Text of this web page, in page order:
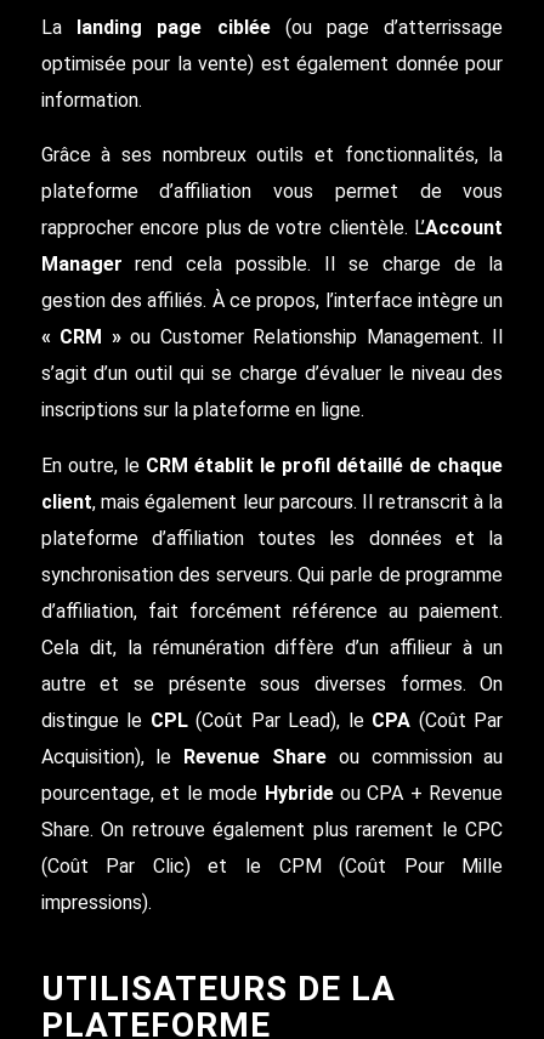
La landing page ciblée(ou page d’atterrissage
optimisée pour la vente) est également donnée pour
information.
Grâce à ses nombreux outils et fonctionnalités, la
plateforme d’affiliation vous permet de vous
rapprocher encore plus de votre clientèle. L’Account
Manager rend cela possible. Il se charge de la
gestion des affiliés. À ce propos, l’interface intègre un
« CRM »ou Customer Relationship Management. Il
s’agit d’un outil qui se charge d’évaluer le niveau des
inscriptions sur la plateforme en ligne.
En outre, le CRM établit le profil détaillé de chaque
client, mais également leur parcours. Il retranscrit à la
plateforme d’affiliation toutes les données et la
synchronisation des serveurs. Qui parle de programme
d’affiliation, fait forcément référence au paiement.
Cela dit, la rémunération diffère d’un affilieur à un
autre et se présente sous diverses formes. On
distingue le CPL(Coût Par Lead), le CPA (Coût Par
Acquisition), le Revenue Share ou commission au
pourcentage, et le mode Hybrideou CPA + Revenue
Share. On retrouve également plus rarement le CPC
(Coût Par Clic) et le CPM (Coût Pour Mille
impressions).
UTILISATEURS DE LA
PLATEFORME